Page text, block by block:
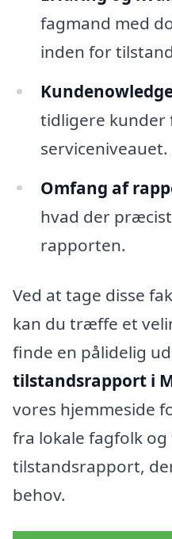
fagmand med
inden for
tidligere kunder
serviceniveauet.
Omfang af
hvad der
rapporten.
Ved at tage disse
kan du træffe et
finde en pålidelig
tilstandsrapport i
vores hjemmeside
fra lokale fagfolk og
tilstandsrapport,
behov.